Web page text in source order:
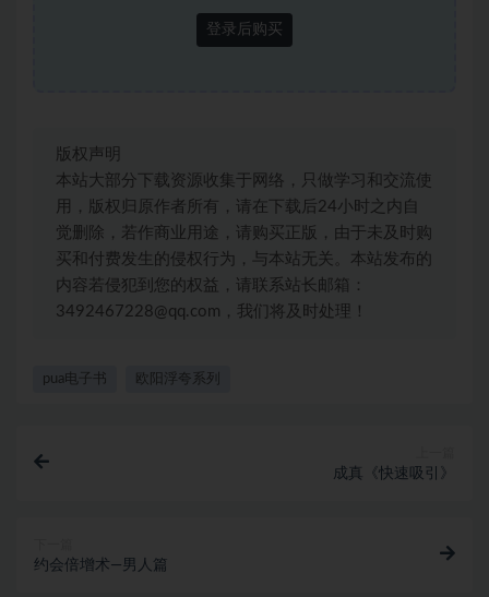
登录后购买
版权声明
本站大部分下载资源收集于网络，只做学习和交流使
用，版权归原作者所有，请在下载后24小时之内自
觉删除，若作商业用途，请购买正版，由于未及时购
买和付费发生的侵权行为，与本站无关。本站发布的
内容若侵犯到您的权益，请联系站长邮箱：
3492467228@qq.com，我们将及时处理！
pua电子书 欧阳浮夸系列
成真《快速吸引》
约会倍增术—男人篇